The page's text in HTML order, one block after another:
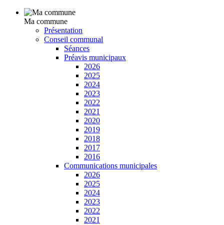
Ma commune
Présentation
Conseil communal
Séances
Préavis municipaux
2026
2025
2024
2023
2022
2021
2020
2019
2018
2017
2016
Communications municipales
2026
2025
2024
2023
2022
2021